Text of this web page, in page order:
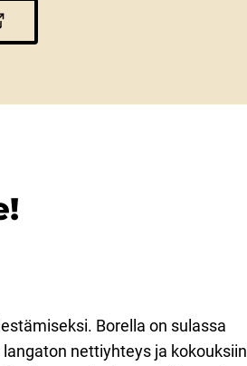
Borella on sulassa
nettiyhteys ja kokouksiin